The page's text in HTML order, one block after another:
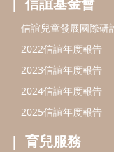
好孕袋
分齡育兒電子報
線上教養諮詢
出版服務
信誼基金出版社
閱讀推廣